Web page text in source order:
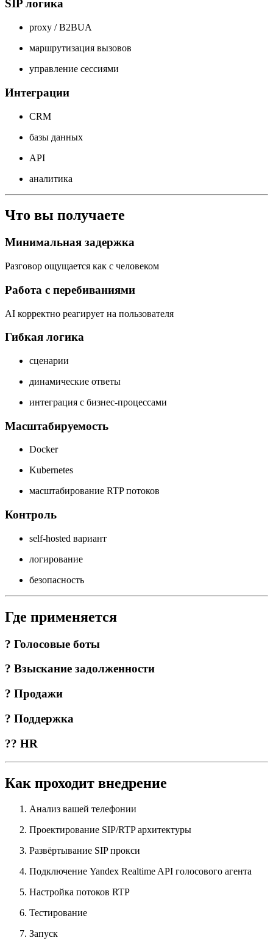
SIP логика
proxy / B2BUA
маршрутизация вызовов
управление сессиями
Интеграции
CRM
базы данных
API
аналитика
Что вы получаете
Минимальная задержка
Разговор ощущается как с человеком
Работа с перебиваниями
AI корректно реагирует на пользователя
Гибкая логика
сценарии
динамические ответы
интеграция с бизнес-процессами
Масштабируемость
Docker
Kubernetes
масштабирование RTP потоков
Контроль
self-hosted вариант
логирование
безопасность
Где применяется
? Голосовые боты
? Взыскание задолженности
? Продажи
? Поддержка
?‍? HR
Как проходит внедрение
Анализ вашей телефонии
Проектирование SIP/RTP архитектуры
Развёртывание SIP прокси
Подключение Yandex Realtime API голосового агента
Настройка потоков RTP
Тестирование
Запуск